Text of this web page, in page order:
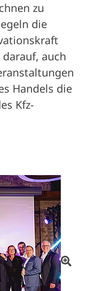
zu
die
auch
Handels die
Kfz-